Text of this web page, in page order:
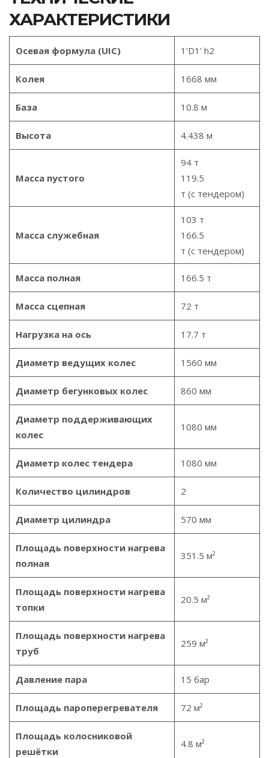
ХАРАКТЕРИСТИКИ
Осевая формула (UIC) 1'D1' h2
Колея 1668 мм
База 10.8 м
Высота 4.438 м
Масса пустого
94 т
119.5
т (с тендером)
Масса служебная
103 т
166.5
т (с тендером)
Масса полная 166.5 т
Масса сцепная 72 т
Нагрузка на ось 17.7 т
Диаметр ведущих колес 1560 мм
Диаметр бегунковых колес 860 мм
Диаметр поддерживающих
колес
1080 мм
Диаметр колес тендера 1080 мм
Количество цилиндров 2
Диаметр цилиндра 570 мм
Площадь поверхности нагрева
полная
351.5 м²
Площадь поверхности нагрева
топки
20.5 м²
Площадь поверхности нагрева
труб
259 м²
Давление пара 15 бар
Площадь пароперегревателя 72 м²
Площадь колосниковой
решётки
4.8 м²